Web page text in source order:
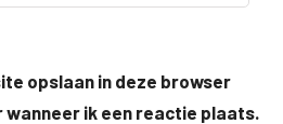
opslaan in deze browser
wanneer ik een reactie plaats.